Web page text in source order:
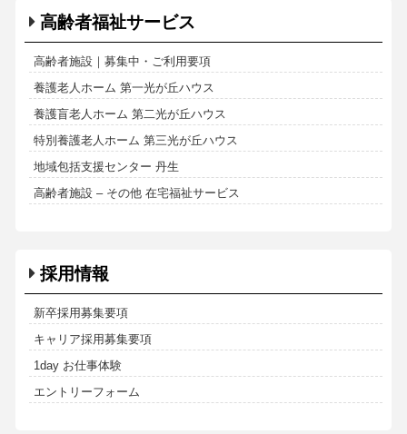
高齢者福祉サービス
高齢者施設｜募集中・ご利用要項
養護老人ホーム 第一光が丘ハウス
養護盲老人ホーム 第二光が丘ハウス
特別養護老人ホーム 第三光が丘ハウス
地域包括支援センター 丹生
高齢者施設 – その他 在宅福祉サービス
採用情報
新卒採用募集要項
キャリア採用募集要項
1day お仕事体験
エントリーフォーム